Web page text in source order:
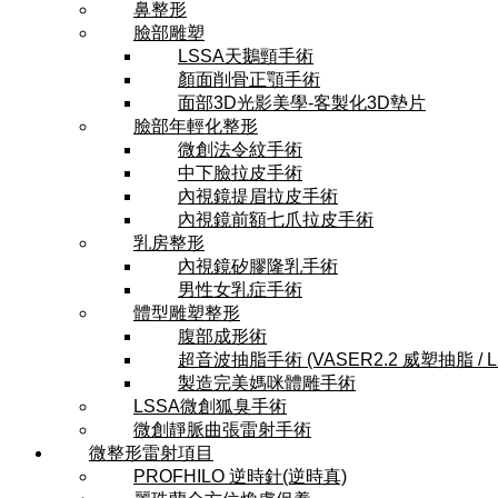
鼻整形
臉部雕塑
LSSA天鵝頸手術
顏面削骨正顎手術
面部3D光影美學-客製化3D墊片
臉部年輕化整形
微創法令紋手術
中下臉拉皮手術
內視鏡提眉拉皮手術
內視鏡前額七爪拉皮手術
乳房整形
內視鏡矽膠隆乳手術
男性女乳症手術
體型雕塑整形
腹部成形術
超音波抽脂手術 (VASER2.2 威塑抽脂 /
製造完美媽咪體雕手術
LSSA微創狐臭手術
微創靜脈曲張雷射手術
微整形雷射項目
PROFHILO 逆時針(逆時真)